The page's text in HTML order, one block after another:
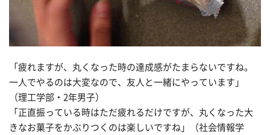
「疲れますが、丸くなった時の達成感がたまらないですね。
一人でやるのは大変なので、友人と一緒にやっています」
（理工学部・2年男子）
「正直振っている時はただ疲れるだけですが、丸くなった大
きなお菓子をかぶりつくのは楽しいですね」（社会情報学